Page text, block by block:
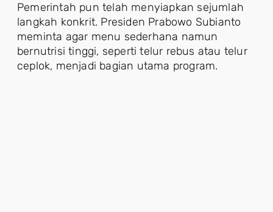
Pemerintah pun telah menyiapkan sejumlah
langkah konkrit. Presiden Prabowo Subianto
meminta agar menu sederhana namun
bernutrisi tinggi, seperti telur rebus atau telur
ceplok, menjadi bagian utama program.